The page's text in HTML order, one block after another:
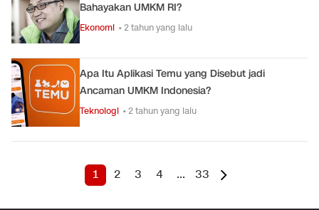
Bahayakan UMKM RI?
Ekonomi • 2 tahun yang lalu
Apa Itu Aplikasi Temu yang Disebut jadi
Ancaman UMKM Indonesia?
Teknologi • 2 tahun yang lalu
1 2 3 4 ... 33